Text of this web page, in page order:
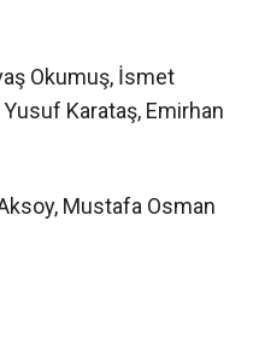
Okumuş, İsmet
Karataş, Emirhan
Mustafa Osman